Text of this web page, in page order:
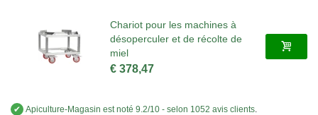
Chariot pour les machines à
désoperculer et de récolte de
miel
€ 378,47
✔ Apiculture-Magasin est noté 9.2/10 - selon 1052 avis clients